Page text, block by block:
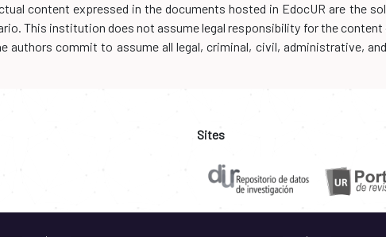
content expressed in the documents hosted in EdocUR are the
This institution does not assume legal responsibility for the
authors commit to assume all legal, criminal, civil, administrative,
Sites